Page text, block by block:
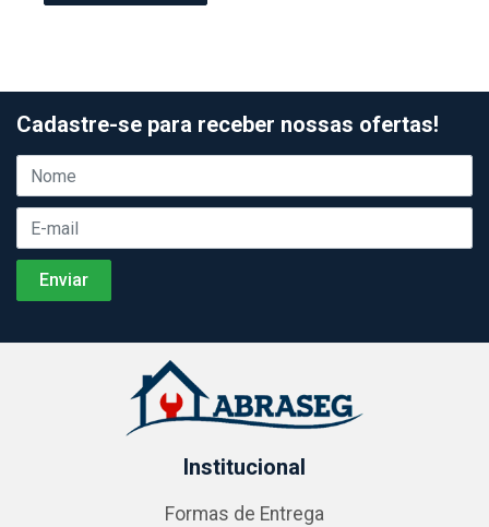
Cadastre-se para receber nossas ofertas!
Institucional
Formas de Entrega